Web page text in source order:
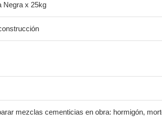
Negra x 25kg
mezclas cementicias en obra: hormigón,